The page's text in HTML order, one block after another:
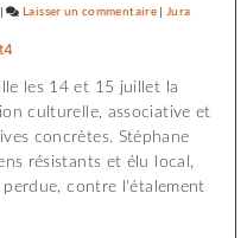
| Laisser un commentaire on
d’effroi
à
«
Utoya
»
| Jura
les 14 et 15 juillet la
culturelle, associative et
concrètes. Stéphane
résistants et élu local,
contre l'étalement